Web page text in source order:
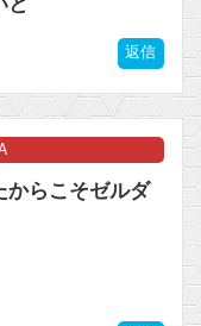
と
返信
からこそゼルダ